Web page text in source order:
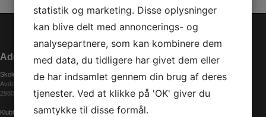
Addresse
Skolen (Gymnastik)
Avderødvej 48
2980 Kokkedal
Klubhuset
statistik og marketing. Disse oplysninger
kan blive delt med annoncerings- og
analysepartnere, som kan kombinere dem
med data, du tidligere har givet dem eller
de har indsamlet gennem din brug af deres
tjenester. Ved at klikke på 'OK' giver du
samtykke til disse formål.